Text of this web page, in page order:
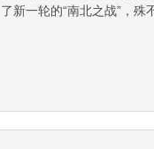
了新一轮的“南北之战”，殊